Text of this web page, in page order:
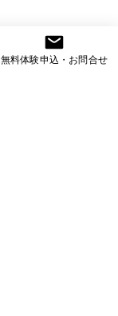
無料体験申込・お問合せ